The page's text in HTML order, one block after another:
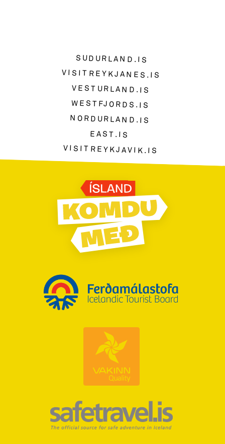
SUDURLAND.IS
VISITREYKJANES.IS
VESTURLAND.IS
WESTFJORDS.IS
NORDURLAND.IS
EAST.IS
VISITREYKJAVIK.IS